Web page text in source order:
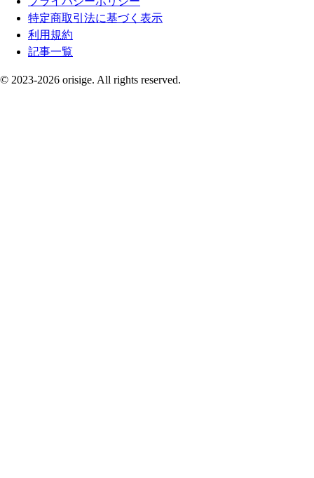
特定商取引法に基づく表示
利用規約
記事一覧
© 2023-2026 orisige. All rights reserved.